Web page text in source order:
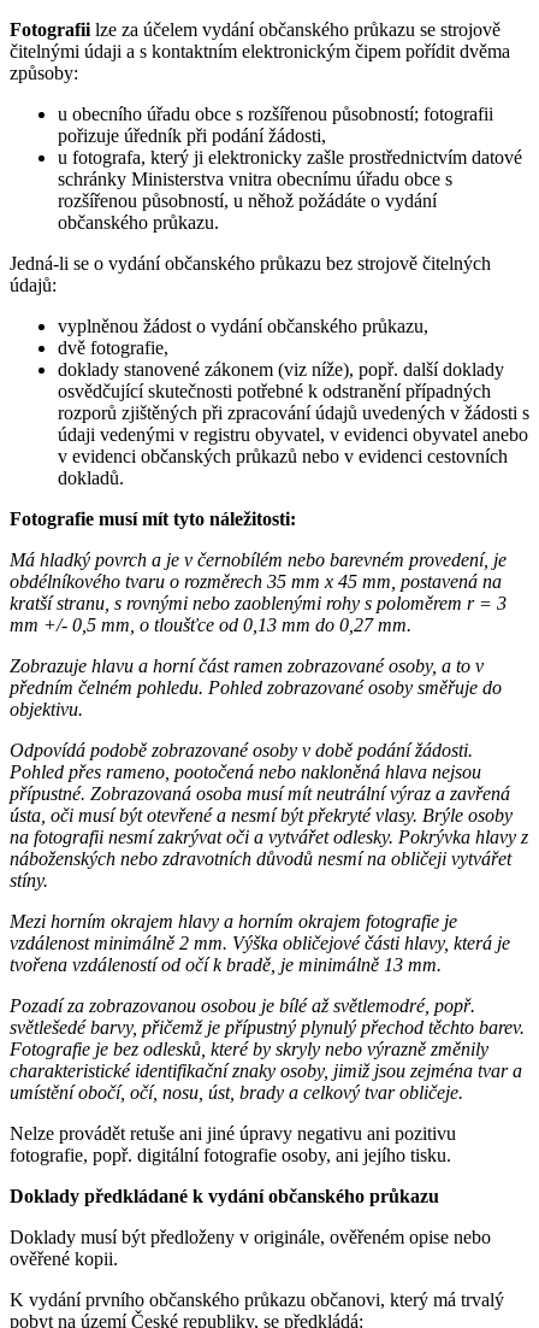
Fotografii lze za účelem vydání občanského průkazu se strojově
čitelnými údaji a s kontaktním elektronickým čipem pořídit dvěma
způsoby:
u obecního úřadu obce s rozšířenou působností; fotografii
pořizuje úředník při podání žádosti,
u fotografa, který ji elektronicky zašle prostřednictvím datové
schránky Ministerstva vnitra obecnímu úřadu obce s
rozšířenou působností, u něhož požádáte o vydání
občanského průkazu.
Jedná-li se o vydání občanského průkazu bez strojově čitelných
údajů:
vyplněnou žádost o vydání občanského průkazu,
dvě fotografie,
doklady stanovené zákonem (viz níže), popř. další doklady
osvědčující skutečnosti potřebné k odstranění případných
rozporů zjištěných při zpracování údajů uvedených v žádosti s
údaji vedenými v registru obyvatel, v evidenci obyvatel anebo
v evidenci občanských průkazů nebo v evidenci cestovních
dokladů.
Fotografie musí mít tyto náležitosti:
Má hladký povrch a je v černobílém nebo barevném provedení, je
obdélníkového tvaru o rozměrech 35 mm x 45 mm, postavená na
kratší stranu, s rovnými nebo zaoblenými rohy s poloměrem r = 3
mm +/- 0,5 mm, o tloušťce od 0,13 mm do 0,27 mm.
Zobrazuje hlavu a horní část ramen zobrazované osoby, a to v
předním čelném pohledu. Pohled zobrazované osoby směřuje do
objektivu.
Odpovídá podobě zobrazované osoby v době podání žádosti.
Pohled přes rameno, pootočená nebo nakloněná hlava nejsou
přípustné. Zobrazovaná osoba musí mít neutrální výraz a zavřená
ústa, oči musí být otevřené a nesmí být překryté vlasy. Brýle osoby
na fotografii nesmí zakrývat oči a vytvářet odlesky. Pokrývka hlavy z
náboženských nebo zdravotních důvodů nesmí na obličeji vytvářet
stíny.
Mezi horním okrajem hlavy a horním okrajem fotografie je
vzdálenost minimálně 2 mm. Výška obličejové části hlavy, která je
tvořena vzdáleností od očí k bradě, je minimálně 13 mm.
Pozadí za zobrazovanou osobou je bílé až světlemodré, popř.
světlešedé barvy, přičemž je přípustný plynulý přechod těchto barev.
Fotografie je bez odlesků, které by skryly nebo výrazně změnily
charakteristické identifikační znaky osoby, jimiž jsou zejména tvar a
umístění obočí, očí, nosu, úst, brady a celkový tvar obličeje.
Nelze provádět retuše ani jiné úpravy negativu ani pozitivu
fotografie, popř. digitální fotografie osoby, ani jejího tisku.
Doklady předkládané k vydání občanského průkazu
Doklady musí být předloženy v originále, ověřeném opise nebo
ověřené kopii.
K vydání prvního občanského průkazu občanovi, který má trvalý
pobyt na území České republiky, se předkládá: